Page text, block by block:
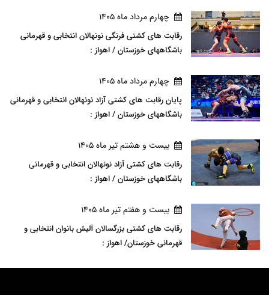
چهارم مرداد ماه 1405
رقابت های کشتی فرنگی نونهالان انتخابی و قهرمانی
باشگاههای خوزستان / اهواز :
چهارم مرداد ماه 1405
پایان رقابت های کشتی آزاد نونهالان انتخابی و قهرمانی
باشگاههای خوزستان / اهواز :
بيست و هشتم تير ماه 1405
رقابت های کشتی آزاد نونهالان انتخابی و قهرمانی
باشگاههای خوزستان / اهواز :
بيست و هفتم تير ماه 1405
رقابت های کشتی بزرگسالان آلیش بانوان انتخابی و
قهرمانی خوزستان/ اهواز :